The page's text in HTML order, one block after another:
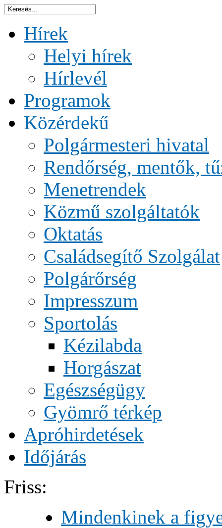
Hírek
Helyi hírek
Hírlevél
Programok
Közérdekű
Polgármesteri hivatal
Rendőrség, mentők,
Menetrendek
Közmű szolgáltatók
Oktatás
Családsegítő Szolgálat
Polgárőrség
Impresszum
Sportolás
Kézilabda
Horgászat
Egészségügy
Gyömrő térkép
Apróhirdetések
Időjárás
Friss:
Mindenkinek a